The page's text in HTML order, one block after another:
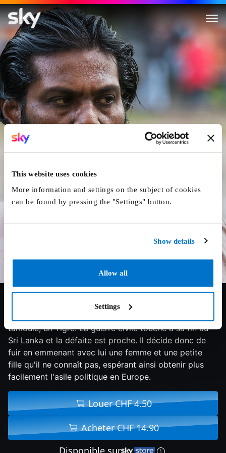
This website uses cookies
More information and settings on the subject of cookies
can be found by pressing the "Settings" button.
Show details
Allow all
Settings
Dheepan
6.8/10 2015 109 min Drame
tamoule, un Tigre. La guerre civile touche à sa fin au
Sri Lanka et la défaite est proche. Il décide donc de
fuir en emmenant avec lui une femme et une petite
fille qu'il ne connaît pas, espérant ainsi obtenir plus
facilement l'asile politique en Europe.
Louer CHF 4.50
Acheter CHF 14.90
Disponible sur